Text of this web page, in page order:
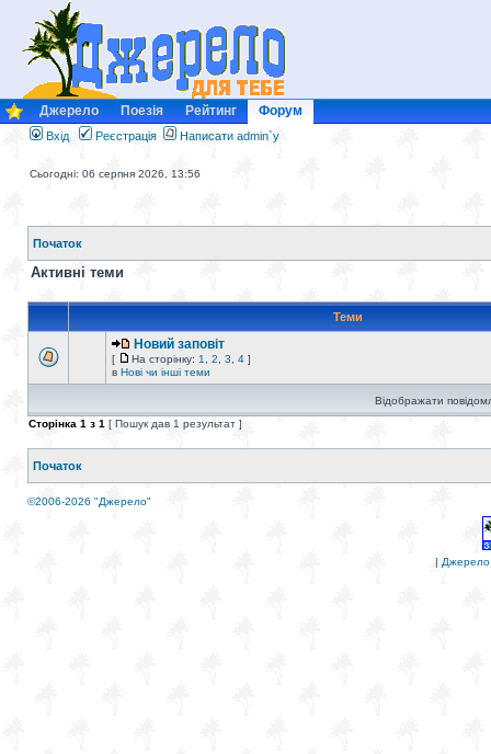
Джерело Поезія Рейтинг Форум
Вхід Реєстрація Написати admin`у
Сьогодні: 06 серпня 2026, 13:56
Початок
Активні теми
Теми
Новий заповіт
[ На сторінку: 1 2 3 4 ]
в Нові чи інші теми
Відображати
Сторінка 1 з 1 [ Пошук дав 1 результат ]
Початок
©2006-2026 "Джерело"
| Джерело